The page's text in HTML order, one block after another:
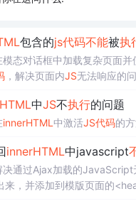
包含的js代码不能被执
态对话框中加载复杂页面
，解决页面内JS无法响应的
中JS不执行的问题
innerHTML 中激活JS代码的
innerHTML中javascript
决通过Ajax加载的JavaScript
来，并添加到模版页面的